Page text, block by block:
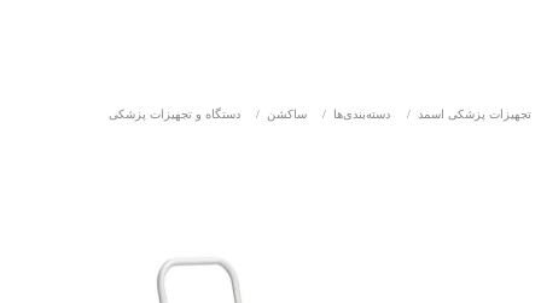
تجهیزات پزشکی اسمد / دسته‌بندی‌ها / ساکشن / دستگاه و تجهیزات پزشکی